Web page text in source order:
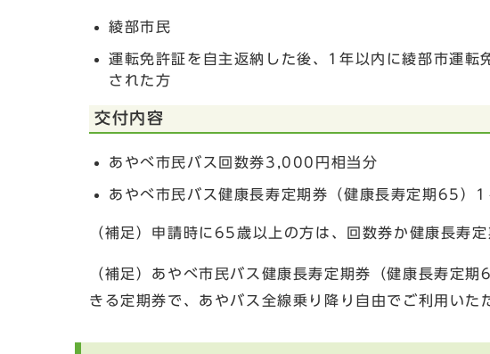
綾部市民
運転免許証を自主返納した後、1年以内に綾部市運転
された方
交付内容
あやべ市民バス回数券3,000円相当分
あやべ市民バス健康長寿定期券（健康長寿定期65）
（補足）申請時に65歳以上の方は、回数券か健康長寿
（補足）あやべ市民バス健康長寿定期券（健康長寿
きる定期券で、あやバス全線乗り降り自由でご利用いた